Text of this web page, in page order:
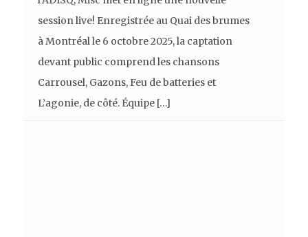
session live! Enregistrée au Quai des brumes
à Montréal le 6 octobre 2025, la captation
devant public comprend les chansons
Carrousel, Gazons, Feu de batteries et
L’agonie, de côté. Équipe […]